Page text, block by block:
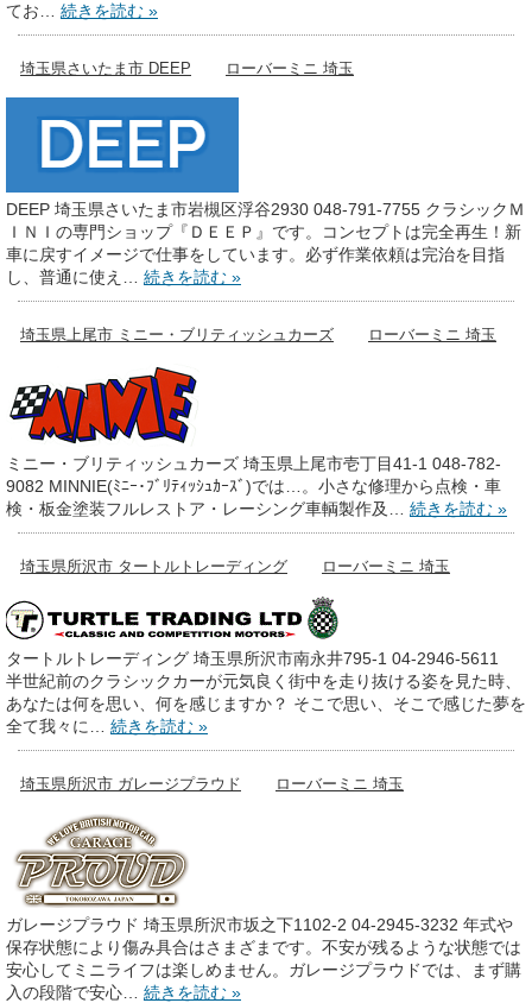
てお… 続きを読む »
埼玉県さいたま市 DEEP ローバーミニ 埼玉
DEEP 埼玉県さいたま市岩槻区浮谷2930 048-791-7755 クラシックＭ
ＩＮＩの専門ショップ『ＤＥＥＰ』です。コンセプトは完全再生！新
車に戻すイメージで仕事をしています。必ず作業依頼は完治を目指
し、普通に使え… 続きを読む »
埼玉県上尾市 ミニー・ブリティッシュカーズ ローバーミニ 埼玉
ミニー・ブリティッシュカーズ 埼玉県上尾市壱丁目41-1 048-782-
9082 MINNIE(ﾐﾆｰ･ﾌﾞﾘﾃｨｯｼｭｶｰｽﾞ)では…。小さな修理から点検・車
検・板金塗装フルレストア・レーシング車輌製作及… 続きを読む »
埼玉県所沢市 タートルトレーディング ローバーミニ 埼玉
タートルトレーディング 埼玉県所沢市南永井795-1 04-2946-5611
半世紀前のクラシックカーが元気良く街中を走り抜ける姿を見た時、
あなたは何を思い、何を感じますか？ そこで思い、そこで感じた夢を
全て我々に… 続きを読む »
埼玉県所沢市 ガレージプラウド ローバーミニ 埼玉
ガレージプラウド 埼玉県所沢市坂之下1102-2 04-2945-3232 年式や
保存状態により傷み具合はさまざまです。不安が残るような状態では
安心してミニライフは楽しめません。ガレージプラウドでは、まず購
入の段階で安心… 続きを読む »